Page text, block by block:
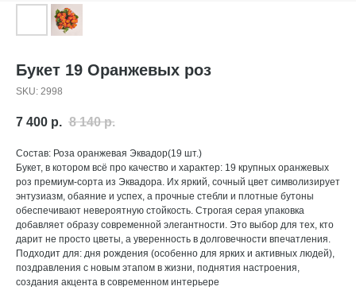
Букет 19 Оранжевых роз
SKU: 2998
7 400 р. 8 140 р.
Состав: Роза оранжевая Эквадор(19 шт.)
Букет, в котором всё про качество и характер: 19 крупных оранжевых
роз премиум-сорта из Эквадора. Их яркий, сочный цвет символизирует
энтузиазм, обаяние и успех, а прочные стебли и плотные бутоны
обеспечивают невероятную стойкость. Строгая серая упаковка
добавляет образу современной элегантности. Это выбор для тех, кто
дарит не просто цветы, а уверенность в долговечности впечатления.
Подходит для: дня рождения (особенно для ярких и активных людей),
поздравления с новым этапом в жизни, поднятия настроения,
создания акцента в современном интерьере